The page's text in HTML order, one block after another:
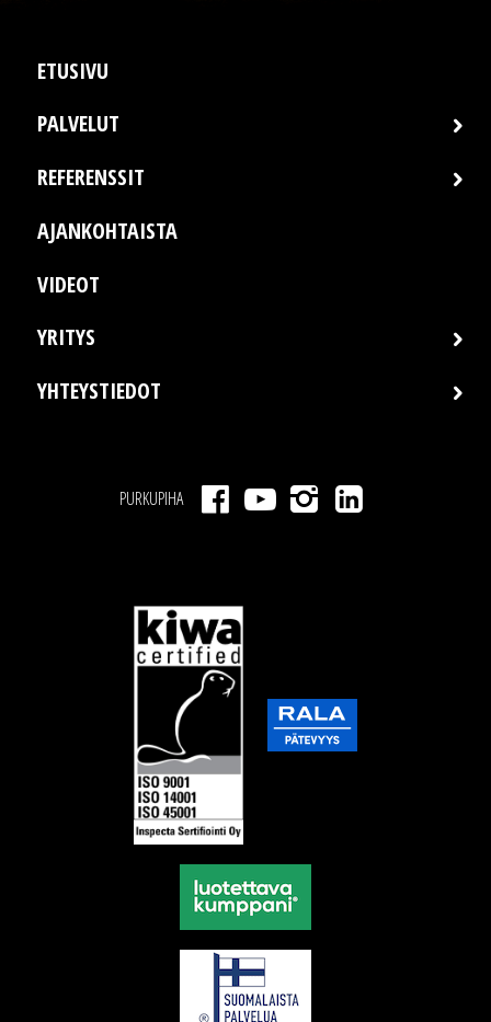
ETUSIVU
PALVELUT
REFERENSSIT
AJANKOHTAISTA
VIDEOT
YRITYS
YHTEYSTIEDOT
PURKUPIHA